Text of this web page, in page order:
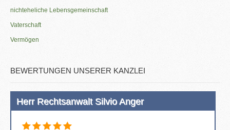
nichteheliche Lebensgemeinschaft
Vaterschaft
Vermögen
BEWERTUNGEN UNSERER KANZLEI
Herr Rechtsanwalt Silvio Anger